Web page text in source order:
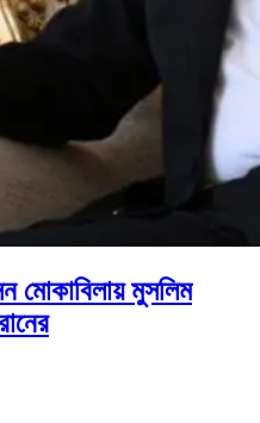
মোকাবিলায় মুসলিম